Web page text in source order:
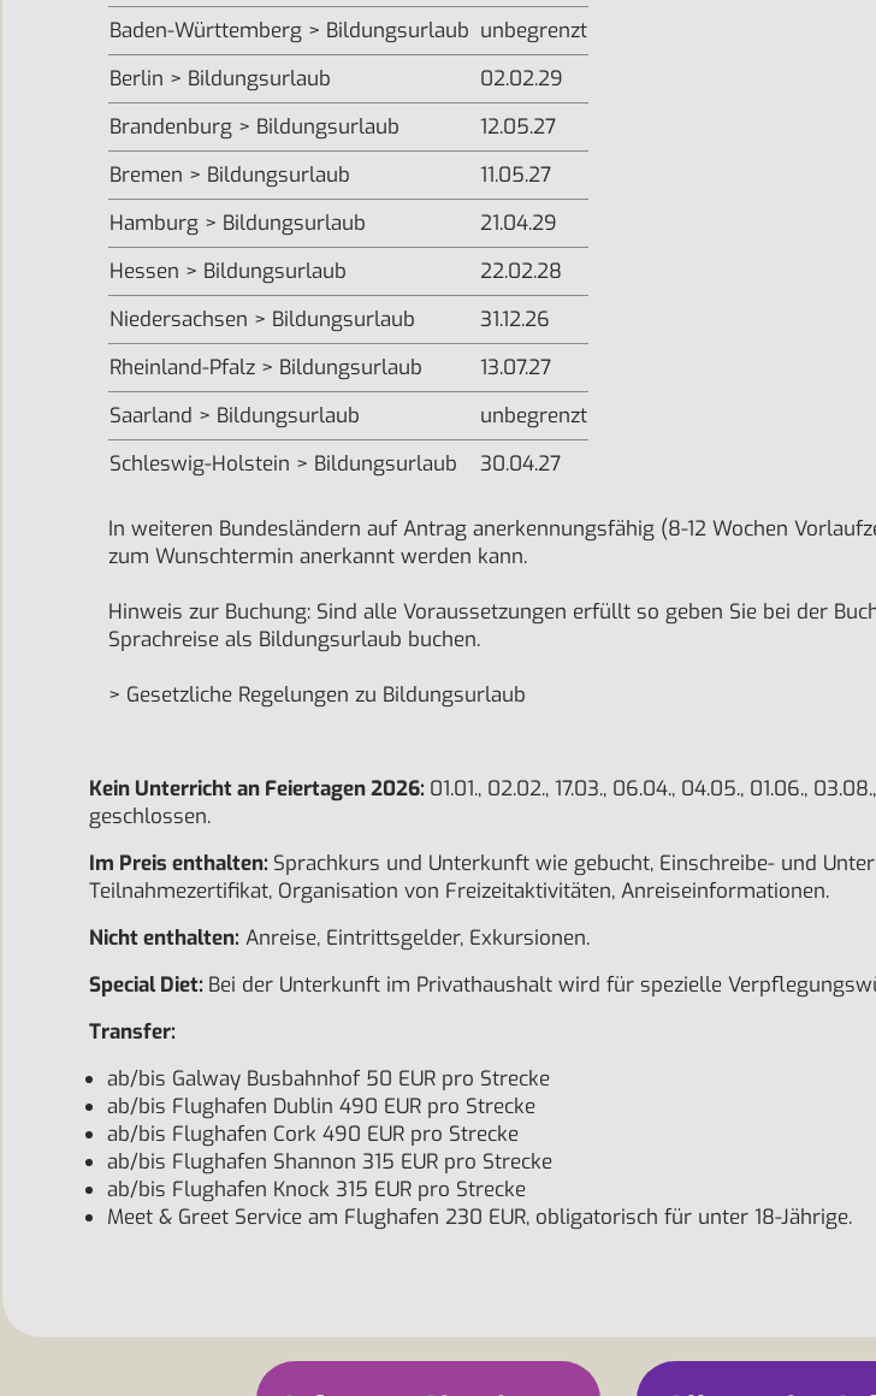
Baden-Württemberg > Bildungsurlaub unbegrenzt
Berlin > Bildungsurlaub
02.02.29
Brandenburg > Bildungsurlaub
12.05.27
Bremen > Bildungsurlaub
11.05.27
Hamburg > Bildungsurlaub
21.04.29
Hessen > Bildungsurlaub
22.02.28
Niedersachsen > Bildungsurlaub
31.12.26
Rheinland-Pfalz > Bildungsurlaub
13.07.27
Saarland > Bildungsurlaub
unbegrenzt
Schleswig-Holstein > Bildungsurlaub
30.04.27
In weiteren Bundesländern auf Antrag anerkennungsfähig (8-12 Wochen
zum Wunschtermin anerkannt werden kann.
Hinweis zur Buchung: Sind alle Voraussetzungen erfüllt so geben Sie bei der
Sprachreise als Bildungsurlaub buchen.
> Gesetzliche Regelungen zu Bildungsurlaub
Kein Unterricht an Feiertagen 2026: 01.01., 02.02., 17.03., 06.04., 04.05., 01.06.,
geschlossen.
Im Preis enthalten: Sprachkurs und Unterkunft wie gebucht, Einschreibe- und
Teilnahmezertifikat, Organisation von Freizeitaktivitäten, Anreiseinformationen.
Nicht enthalten: Anreise, Eintrittsgelder, Exkursionen.
Special Diet: Bei der Unterkunft im Privathaushalt wird für spezielle
Transfer:
ab/bis Galway Busbahnhof 50 EUR pro Strecke
ab/bis Flughafen Dublin 490 EUR pro Strecke
ab/bis Flughafen Cork 490 EUR pro Strecke
ab/bis Flughafen Shannon 315 EUR pro Strecke
ab/bis Flughafen Knock 315 EUR pro Strecke
Meet & Greet Service am Flughafen 230 EUR, obligatorisch für unter 18-Jährige.